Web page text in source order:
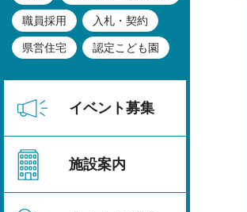
職員採用 入札・契約
県営住宅 認定こども園
イベント募集
施設案内